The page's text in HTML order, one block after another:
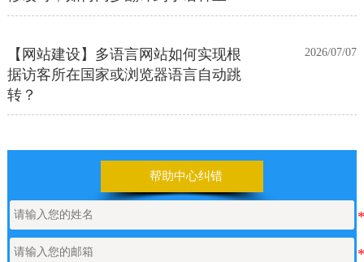
【网站建设】多语言网站如何实现根
据访客所在国家或浏览器语言自动跳
转？
2026/07/07
【网站建设】前台UI装修页和后台专
业版编辑器里如何添加表格
2026/06/25
【网站建设】表单管理 2026/06/17
帮助中心纠错